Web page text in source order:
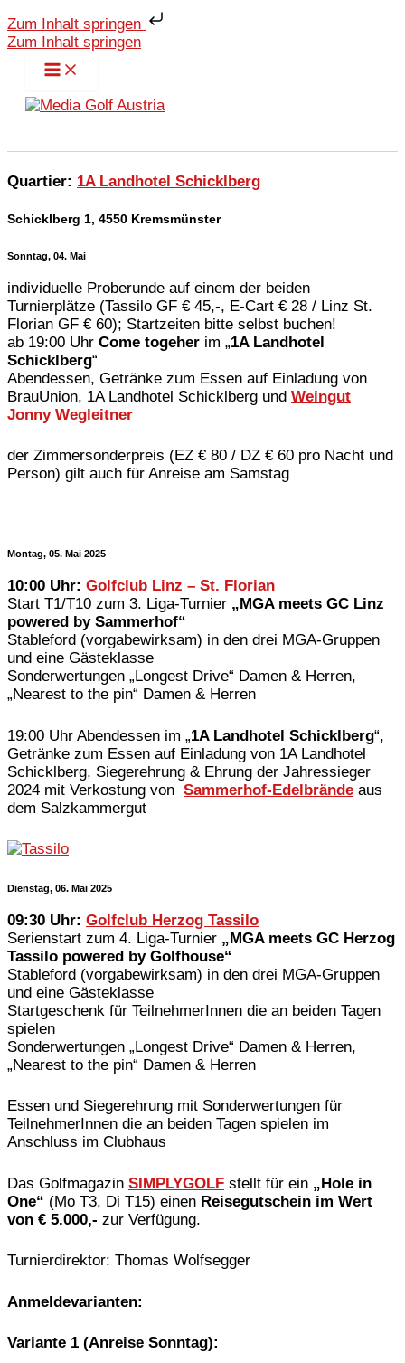
Zum Inhalt springen
Zum Inhalt springen
Quartier: 1A Landhotel Schicklberg
Schicklberg 1, 4550 Kremsmünster
Sonntag, 04. Mai
individuelle Proberunde auf einem der beiden
Turnierplätze (Tassilo GF € 45,-, E-Cart € 28 / Linz St.
Florian GF € 60); Startzeiten bitte selbst buchen!
ab 19:00 Uhr Come togeher im „1A Landhotel
Schicklberg“
Abendessen, Getränke zum Essen auf Einladung von
BrauUnion, 1A Landhotel Schicklberg und Weingut
Jonny Wegleitner
der Zimmersonderpreis (EZ € 80 / DZ € 60 pro Nacht und
Person) gilt auch für Anreise am Samstag
Montag, 05. Mai 2025
10:00 Uhr: Golfclub Linz – St. Florian
Start T1/T10 zum 3. Liga-Turnier „MGA meets GC Linz
powered by Sammerhof“
Stableford (vorgabewirksam) in den drei MGA-Gruppen
und eine Gästeklasse
Sonderwertungen „Longest Drive“ Damen & Herren,
„Nearest to the pin“ Damen & Herren
19:00 Uhr Abendessen im „1A Landhotel Schicklberg“,
Getränke zum Essen auf Einladung von 1A Landhotel
Schicklberg, Siegerehrung & Ehrung der Jahressieger
2024 mit Verkostung von Sammerhof-Edelbrände aus
dem Salzkammergut
Dienstag, 06. Mai 2025
09:30 Uhr: Golfclub Herzog Tassilo
Serienstart zum 4. Liga-Turnier „MGA meets GC Herzog
Tassilo powered by Golfhouse“
Stableford (vorgabewirksam) in den drei MGA-Gruppen
und eine Gästeklasse
Startgeschenk für TeilnehmerInnen die an beiden Tagen
spielen
Sonderwertungen „Longest Drive“ Damen & Herren,
„Nearest to the pin“ Damen & Herren
Essen und Siegerehrung mit Sonderwertungen für
TeilnehmerInnen die an beiden Tagen spielen im
Anschluss im Clubhaus
Das Golfmagazin SIMPLYGOLF stellt für ein „Hole in
One“ (Mo T3, Di T15) einen Reisegutschein im Wert
von € 5.000,- zur Verfügung.
Turnierdirektor: Thomas Wolfsegger
Anmeldevarianten:
Variante 1 (Anreise Sonntag):